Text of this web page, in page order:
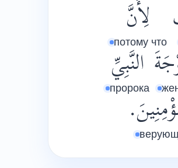
لِأَنَّ
потому что
النَّبِيِّ
пророка